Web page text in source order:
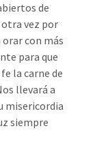
de
otra vez por
orar con más
para que
la carne de
llevará a
misericordia
siempre